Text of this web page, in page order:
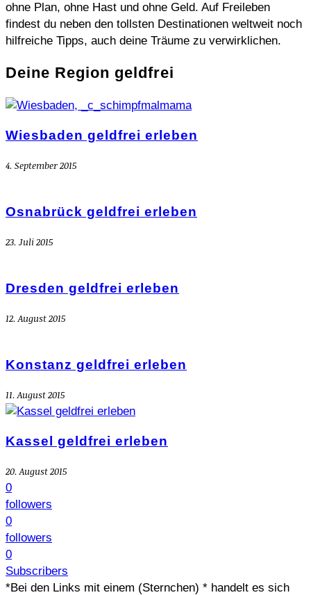
ohne Plan, ohne Hast und ohne Geld. Auf Freileben
findest du neben den tollsten Destinationen weltweit noch
hilfreiche Tipps, auch deine Träume zu verwirklichen.
Deine Region geldfrei
Wiesbaden geldfrei erleben
4. September 2015
Osnabrück geldfrei erleben
23. Juli 2015
Dresden geldfrei erleben
12. August 2015
Konstanz geldfrei erleben
11. August 2015
Kassel geldfrei erleben
20. August 2015
0
followers
0
followers
0
Subscribers
*Bei den Links mit einem (Sternchen) * handelt es sich